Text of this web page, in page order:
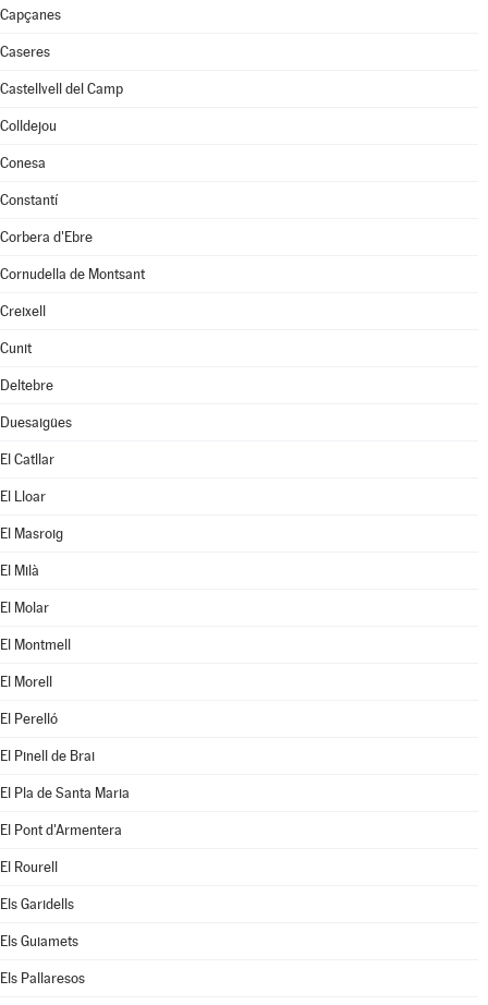
Capçanes
Caseres
Castellvell del Camp
Colldejou
Conesa
Constantí
Corbera d'Ebre
Cornudella de Montsant
Creixell
Cunit
Deltebre
Duesaigües
El Catllar
El Lloar
El Masroig
El Milà
El Molar
El Montmell
El Morell
El Perelló
El Pinell de Brai
El Pla de Santa Maria
El Pont d'Armentera
El Rourell
Els Garidells
Els Guiamets
Els Pallaresos